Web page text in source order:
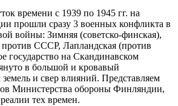
времени с 1939 по 1945 гг. на
прошли сразу 3 военных конфликта в
войны: Зимняя (советско-финская),
СССР, Лапландская (против
государство на Скандинавском
в большой и кровавый
и свер влияний. Представляем
Министерства обороны Финляндии,
тех времен.